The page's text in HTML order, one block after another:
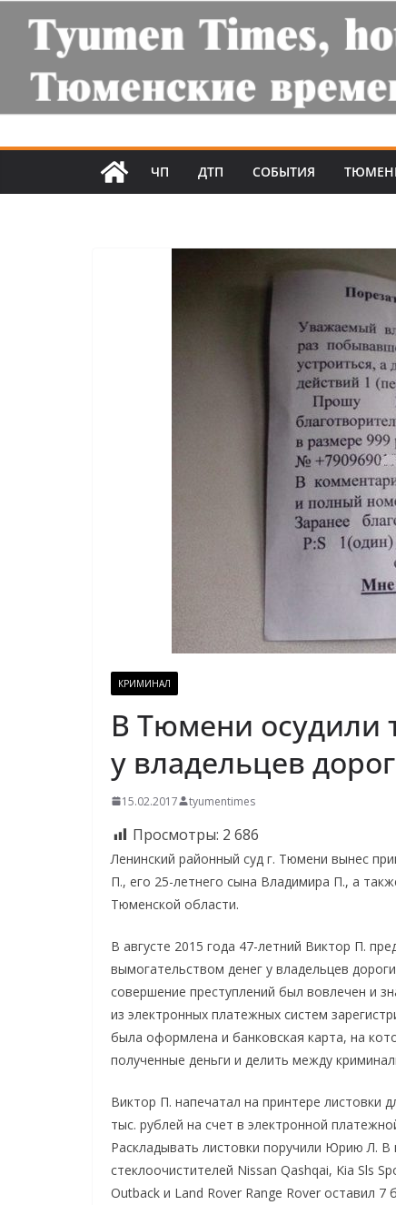
ЧП ДТП СОБЫТИЯ
КРИМИНАЛ
В Тюмени осудили
у владельцев
15.02.2017 tyumentimes
Просмотры: 2 686
Ленинский районный суд г. Тюмени вынес
П., его 25-летнего сына Владимира П., а
Тюменской области.
В августе 2015 года 47-летний Виктор П.
вымогательством денег у владельцев
совершение преступлений был вовлечен и
из электронных платежных систем
была оформлена и банковская карта, на
полученные деньги и делить между
Виктор П. напечатал на принтере листовки
тыс. рублей на счет в электронной
Раскладывать листовки поручили Юрию Л.
стеклоочистителей Nissan Qashqai, Kia Sls
Outback и Land Rover Range Rover оставил